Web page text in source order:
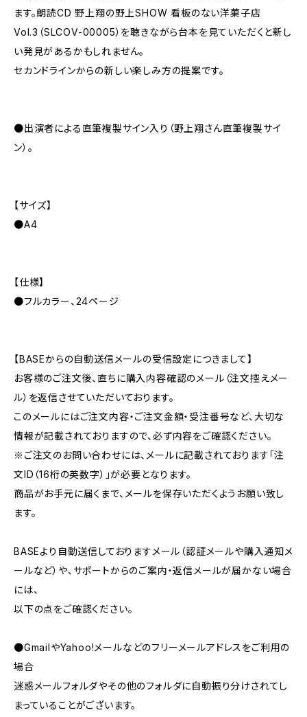
ます。朗読CD 野上翔の野上SHOW 看板のない洋菓子店
Vol.3（SLCOV-00005）を聴きながら台本を見ていただくと新し
い発見があるかもしれません。
セカンドラインからの新しい楽しみ方の提案です。
●出演者による直筆複製サイン入り（野上翔さん直筆複製サイ
ン）。
【サイズ】
●A4
【仕様】
●フルカラー、24ページ
【BASEからの自動送信メールの受信設定につきまして】
お客様のご注文後、直ちに購入内容確認のメール（注文控えメー
ル）を返信させていただいております。
このメールにはご注文内容・ご注文金額・受注番号など、大切な
情報が記載されておりますので、必ず内容をご確認ください。
※ご注文のお問い合わせには、メールに記載されております「注
文ID（16桁の英数字）」が必要となります。
商品がお手元に届くまで、メールを保存いただくようお願い致し
ます。
BASEより自動送信しておりますメール（認証メールや購入通知メ
ールなど）や、サポートからのご案内・返信メールが届かない場合
には、
以下の点をご確認ください。
●GmailやYahoo!メールなどのフリーメールアドレスをご利用の
場合
迷惑メールフォルダやその他のフォルダに自動振り分けされてし
まっていることがございます。